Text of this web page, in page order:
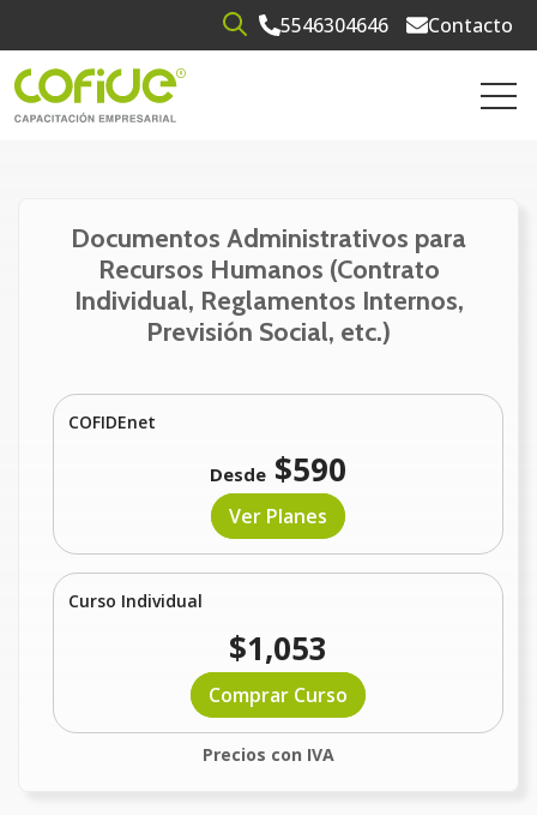
Open search5546304646 Contacto
Documentos Administrativos para
Recursos Humanos (Contrato
Individual, Reglamentos Internos,
Previsión Social, etc.)
Curso Individual
$1,053
Comprar Curso
COFIDEnet
Desde$590
Ver Planes
Precios con IVA